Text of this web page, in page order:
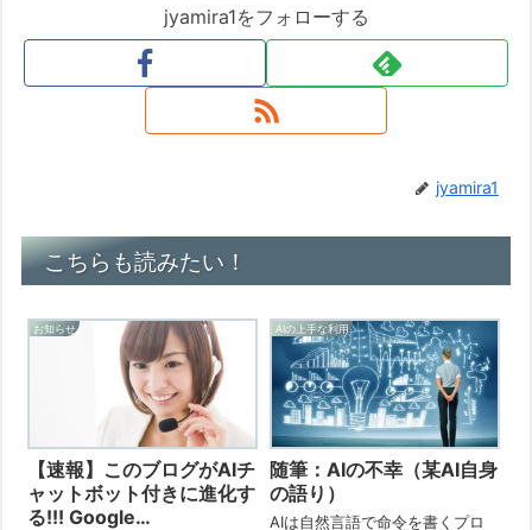
jyamira1をフォローする
jyamira1
こちらも読みたい！
お知らせ
【速報】このブログがAIチ
ャットボット付きに進化す
る!!! Google
AIの上手な利用
随筆：AIの不幸（某AI自身
の語り）
AIは自然言語で命令を書くプロ